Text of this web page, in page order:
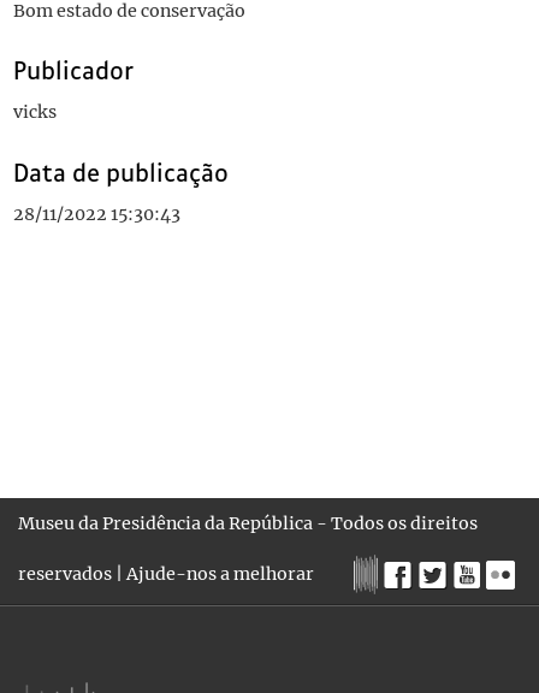
Bom estado de conservação
Publicador
vicks
Data de publicação
28/11/2022 15:30:43
Museu da Presidência da República - Todos os direitos
reservados |Ajude-nos a melhorar